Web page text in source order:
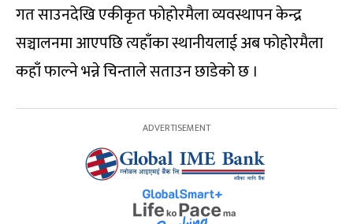
गत साउनदेखि एकीकृत फोहोरमैला व्यवस्थापन केन्द्र
सञ्चालनमा आएपछि त्यहाँका स्थानीयलाई अब फोहोरमैला
कहाँ फाल्ने भन्ने चिन्ताले सताउन छाडेको छ ।